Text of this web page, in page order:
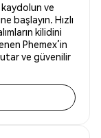
ve
başlayın. Hızlı
kilidini
Phemex’in
ve güvenilir